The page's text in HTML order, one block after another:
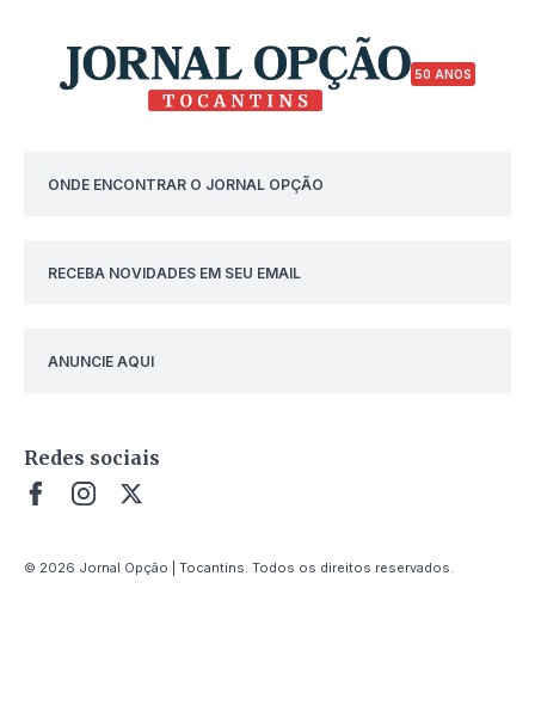
50 ANOS
ONDE ENCONTRAR O JORNAL OPÇÃO
RECEBA NOVIDADES EM SEU EMAIL
ANUNCIE AQUI
Redes sociais
© 2026 Jornal Opção | Tocantins. Todos os direitos reservados.